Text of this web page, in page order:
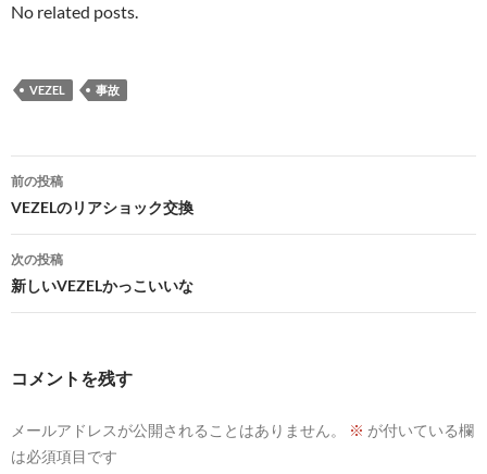
No related posts.
VEZEL 事故
投
稿
ナ
ビ
ゲ
ョ
前の投稿
VEZELのリアショック交換
次の投稿
新しいVEZELかっこいいな
コメントを残す
メールアドレスが公開されることはありません。 ※ が付いている欄
は必須項目です